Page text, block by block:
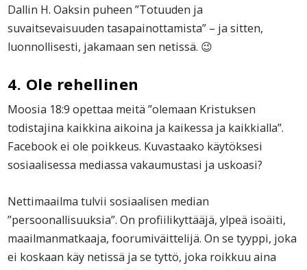
Dallin H. Oaksin puheen ”Totuuden ja
suvaitsevaisuuden tasapainottamista” – ja sitten,
luonnollisesti, jakamaan sen netissä. 😉
4. Ole rehellinen
Moosia 18:9 opettaa meitä ”olemaan Kristuksen
todistajina kaikkina aikoina ja kaikessa ja kaikkialla”.
Facebook ei ole poikkeus. Kuvastaako käytöksesi
sosiaalisessa mediassa vakaumustasi ja uskoasi?
Nettimaailma tulvii sosiaalisen median
”persoonallisuuksia”. On profiilikyttääjä, ylpeä isoäiti,
maailmanmatkaaja, foorumiväittelijä. On se tyyppi, joka
ei koskaan käy netissä ja se tyttö, joka roikkuu aina